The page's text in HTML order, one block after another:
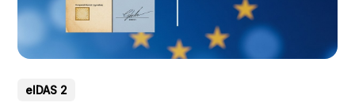
eIDAS 2